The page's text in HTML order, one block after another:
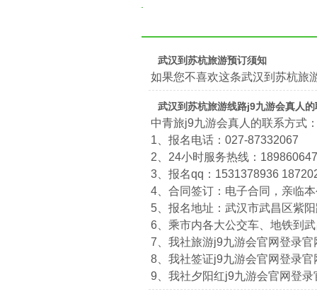
武汉到苏杭旅游预订须知
如果您不喜欢这条武汉到苏杭旅
武汉到苏杭旅游线路j9九游会真人
中青旅j9九游会真人的联系方式
1、报名电话：027-87332067
2、24小时服务热线：
3、报名qq：1531378936
4、合同签订：电子合同，亲临
5、报名地址：武汉市武昌区紫
6、乘市内各大公交车、地铁到
7、我社旅游j9九游会官网登录
8、我社签证j9九游会官网登录
9、我社夕阳红j9九游会官网登